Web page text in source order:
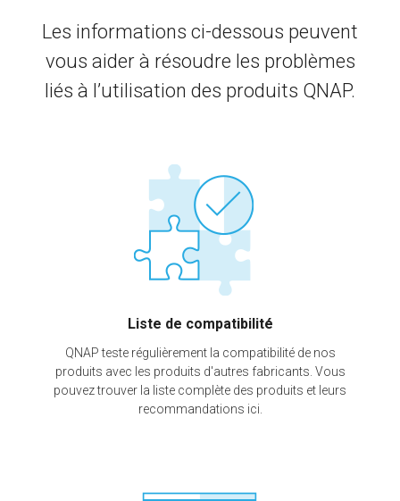
Les informations ci-dessous peuvent
vous aider à résoudre les problèmes
liés à l’utilisation des produits QNAP.
Liste de compatibilité
QNAP teste régulièrement la compatibilité de nos
produits avec les produits d'autres fabricants. Vous
pouvez trouver la liste complète des produits et leurs
recommandations ici.